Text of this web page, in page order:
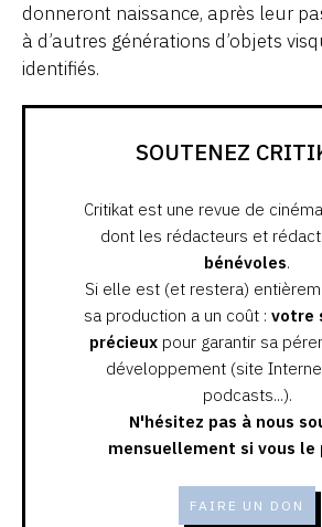
donneront naissance, après leur
à d’autres générations d’objets
identifiés.
SOUTENEZ
Critikat est une revue de
dont les rédacteurs et
bénévoles.
Si elle est (et restera)
sa production a un coût : votre
précieuxpour garantir sa
développement (site
podcasts...).
N'hésitez pas à nous
mensuellement si vous le
FAIRE UN DON